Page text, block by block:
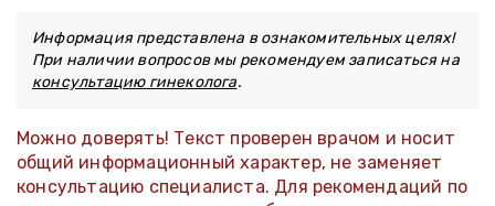
Информация представлена в ознакомительных целях!
При наличии вопросов мы рекомендуем записаться на
консультацию гинеколога.
Можно доверять! Текст проверен врачом и носит
общий информационный характер, не заменяет
консультацию специалиста. Для рекомендаций по